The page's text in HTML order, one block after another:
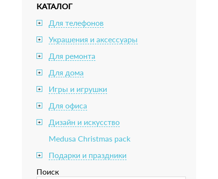
КАТАЛОГ
+ Для телефонов
+ Украшения и аксессуары
+ Для ремонта
+ Для дома
+ Игры и игрушки
+ Для офиса
+
Дизайн и искусство
Medusa Christmas pack
+
Подарки и праздники
Поиск